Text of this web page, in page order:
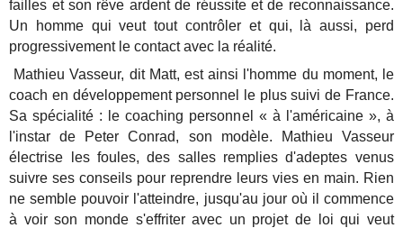
failles et son rêve ardent de réussite et de reconnaissance.
Un homme qui veut tout contrôler et qui, là aussi, perd
progressivement le contact avec la réalité.
Mathieu Vasseur, dit Matt, est ainsi l'homme du moment, le
coach en développement personnel le plus suivi de France.
Sa spécialité : le coaching personnel « à l'américaine », à
l'instar de Peter Conrad, son modèle. Mathieu Vasseur
électrise les foules, des salles remplies d'adeptes venus
suivre ses conseils pour reprendre leurs vies en main. Rien
ne semble pouvoir l'atteindre, jusqu'au jour où il commence
à voir son monde s'effriter avec un projet de loi qui veut